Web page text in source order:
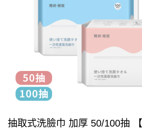
抽取式洗臉巾 加厚 50/100抽